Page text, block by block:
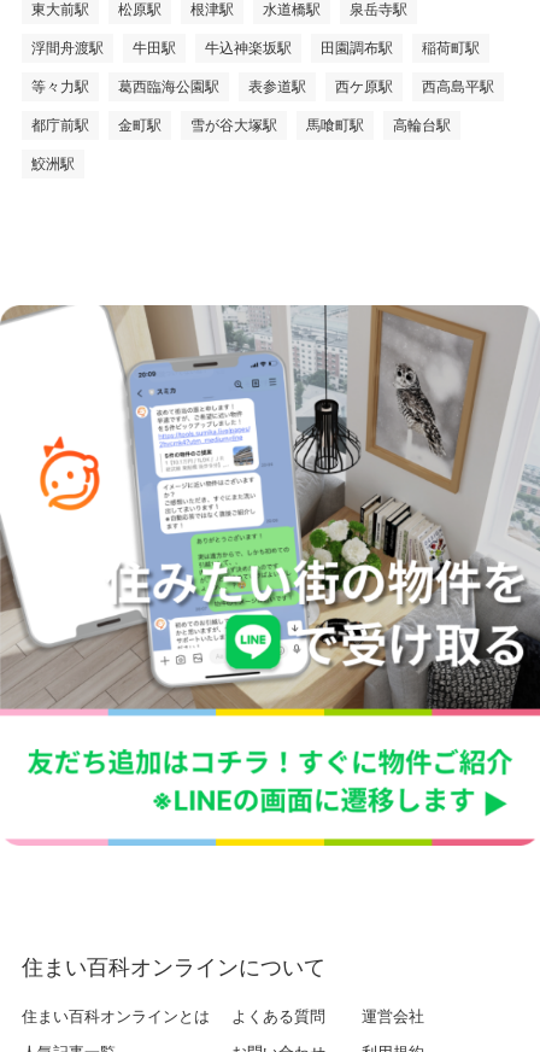
東大前駅 松原駅 根津駅 水道橋駅 泉岳寺駅
浮間舟渡駅 牛田駅 牛込神楽坂駅 田園調布駅 稲荷町駅
等々力駅 葛西臨海公園駅 表参道駅 西ケ原駅 西高島平駅
都庁前駅 金町駅 雪が谷大塚駅 馬喰町駅 高輪台駅
鮫洲駅
住まい百科オンラインについて
住まい百科オンラインとは
よくある質問
運営会社